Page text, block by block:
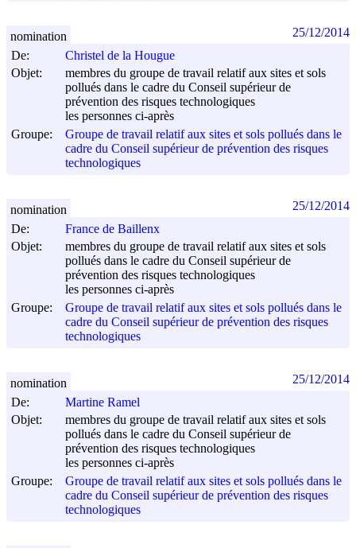
De:
Christel de la Hougue
Objet:
membres du groupe de travail relatif aux sites et sols
pollués dans le cadre du Conseil supérieur de
prévention des risques technologiques
les personnes ci-après
Groupe:
Groupe de travail relatif aux sites et sols pollués dans le
cadre du Conseil supérieur de prévention des risques
technologiques
nomination 25/12/2014
De:
France de Baillenx
Objet:
membres du groupe de travail relatif aux sites et sols
pollués dans le cadre du Conseil supérieur de
prévention des risques technologiques
les personnes ci-après
Groupe:
Groupe de travail relatif aux sites et sols pollués dans le
cadre du Conseil supérieur de prévention des risques
technologiques
nomination 25/12/2014
De:
Martine Ramel
Objet:
membres du groupe de travail relatif aux sites et sols
pollués dans le cadre du Conseil supérieur de
prévention des risques technologiques
les personnes ci-après
Groupe:
Groupe de travail relatif aux sites et sols pollués dans le
cadre du Conseil supérieur de prévention des risques
technologiques
nomination 25/12/2014